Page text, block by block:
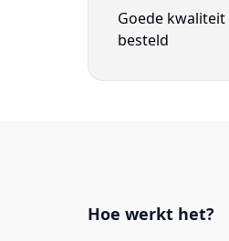
Goede
besteld
Hoe werkt het?